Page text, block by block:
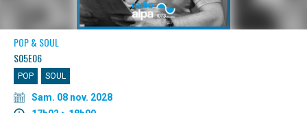
POP & SOUL
S05E06
POP SOUL
Sam. 08 nov. 2028